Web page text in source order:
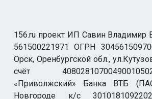
156.ru проект ИП Савин Владимир
561500221971 ОГРН
Орск, Оренбургской обл.,
счёт
«Приволжский» Банка ВТБ
Новгороде к/с